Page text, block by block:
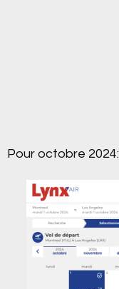
Pour octobre 2024: